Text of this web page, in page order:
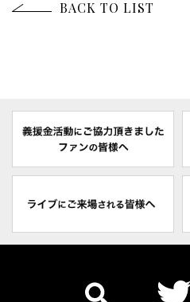
BACK TO LIST